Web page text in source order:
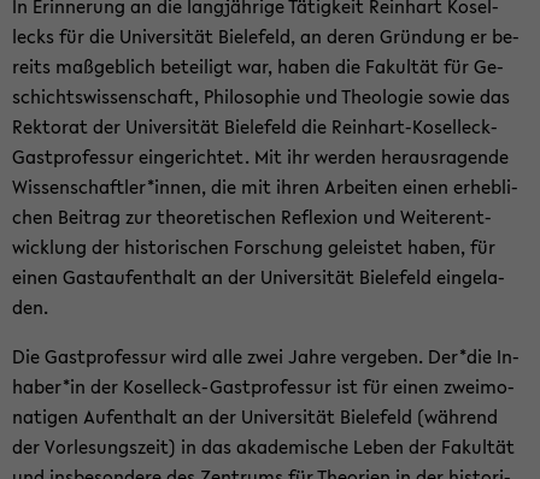
In Er­in­ne­rung an die lang­jäh­ri­ge Tä­tig­keit Rein­hart Ko­sel­
lecks für die Uni­ver­si­tät Bie­le­feld, an deren Grün­dung er be­
reits maß­geb­lich be­tei­ligt war, haben die Fa­kul­tät für Ge­
schichts­wis­sen­schaft, Phi­lo­so­phie und Theo­lo­gie sowie das
Rek­to­rat der Uni­ver­si­tät Bie­le­feld die Reinhart-​Koselleck-
Gastprofessur ein­ge­rich­tet. Mit ihr wer­den her­aus­ra­gen­de
Wis­sen­schaft­ler*innen, die mit ihren Ar­bei­ten einen er­heb­li­
chen Bei­trag zur theo­re­ti­schen Re­fle­xi­on und Wei­ter­ent­
wick­lung der his­to­ri­schen For­schung ge­leis­tet haben, für
einen Gast­auf­ent­halt an der Uni­ver­si­tät Bie­le­feld ein­ge­la­
den.
Die Gast­pro­fes­sur wird alle zwei Jahre ver­ge­ben. Der*die In­
ha­ber*in der Koselleck-​Gastprofessur ist für einen zwei­mo­
na­ti­gen Auf­ent­halt an der Uni­ver­si­tät Bie­le­feld (wäh­rend
der Vor­le­sungs­zeit) in das aka­de­mi­sche Leben der Fa­kul­tät